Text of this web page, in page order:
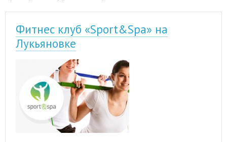
Фитнес клуб «Sport&Spa» на
Лукьяновке